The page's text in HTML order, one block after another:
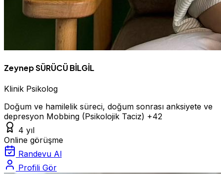
Zeynep SÜRÜCÜ BİLGİL
Klinik Psikolog
Doğum ve hamilelik süreci, doğum sonrası anksiyete ve
depresyon Mobbing (Psikolojik Taciz) +42
4 yıl
Online görüşme
Randevu Al
Profili Gör